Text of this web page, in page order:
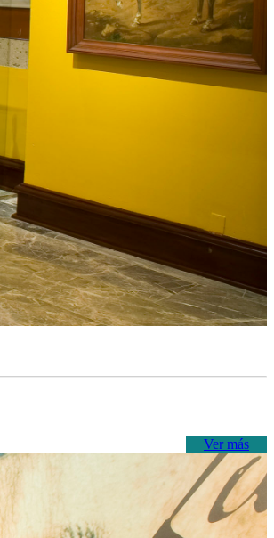
Ver más